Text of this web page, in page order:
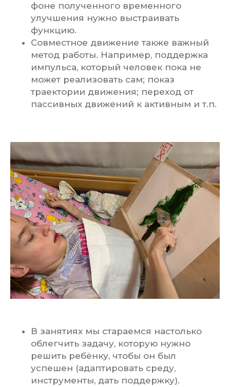
фоне полученного временного
улучшения нужно выстраивать
функцию.
Совместное движение также важный
метод работы. Например, поддержка
импульса, который человек пока не
может реализовать сам; показ
траектории движения; переход от
пассивных движений к активным и т.п.
В занятиях мы стараемся настолько
облегчить задачу, которую нужно
решить ребёнку, чтобы он был
успешен (адаптировать среду,
инструменты, дать поддержку).